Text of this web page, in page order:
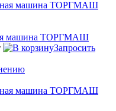
машина ТОРГМАШ
Запросить